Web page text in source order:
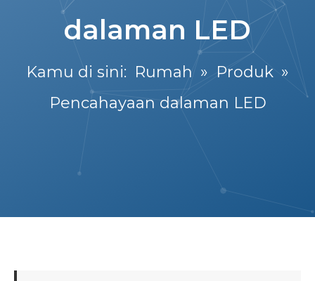
dalaman LED
Kamu di sini: Rumah » Produk »
Pencahayaan dalaman LED